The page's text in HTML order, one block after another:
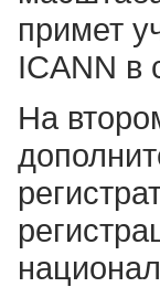
примет
ICANN в
На